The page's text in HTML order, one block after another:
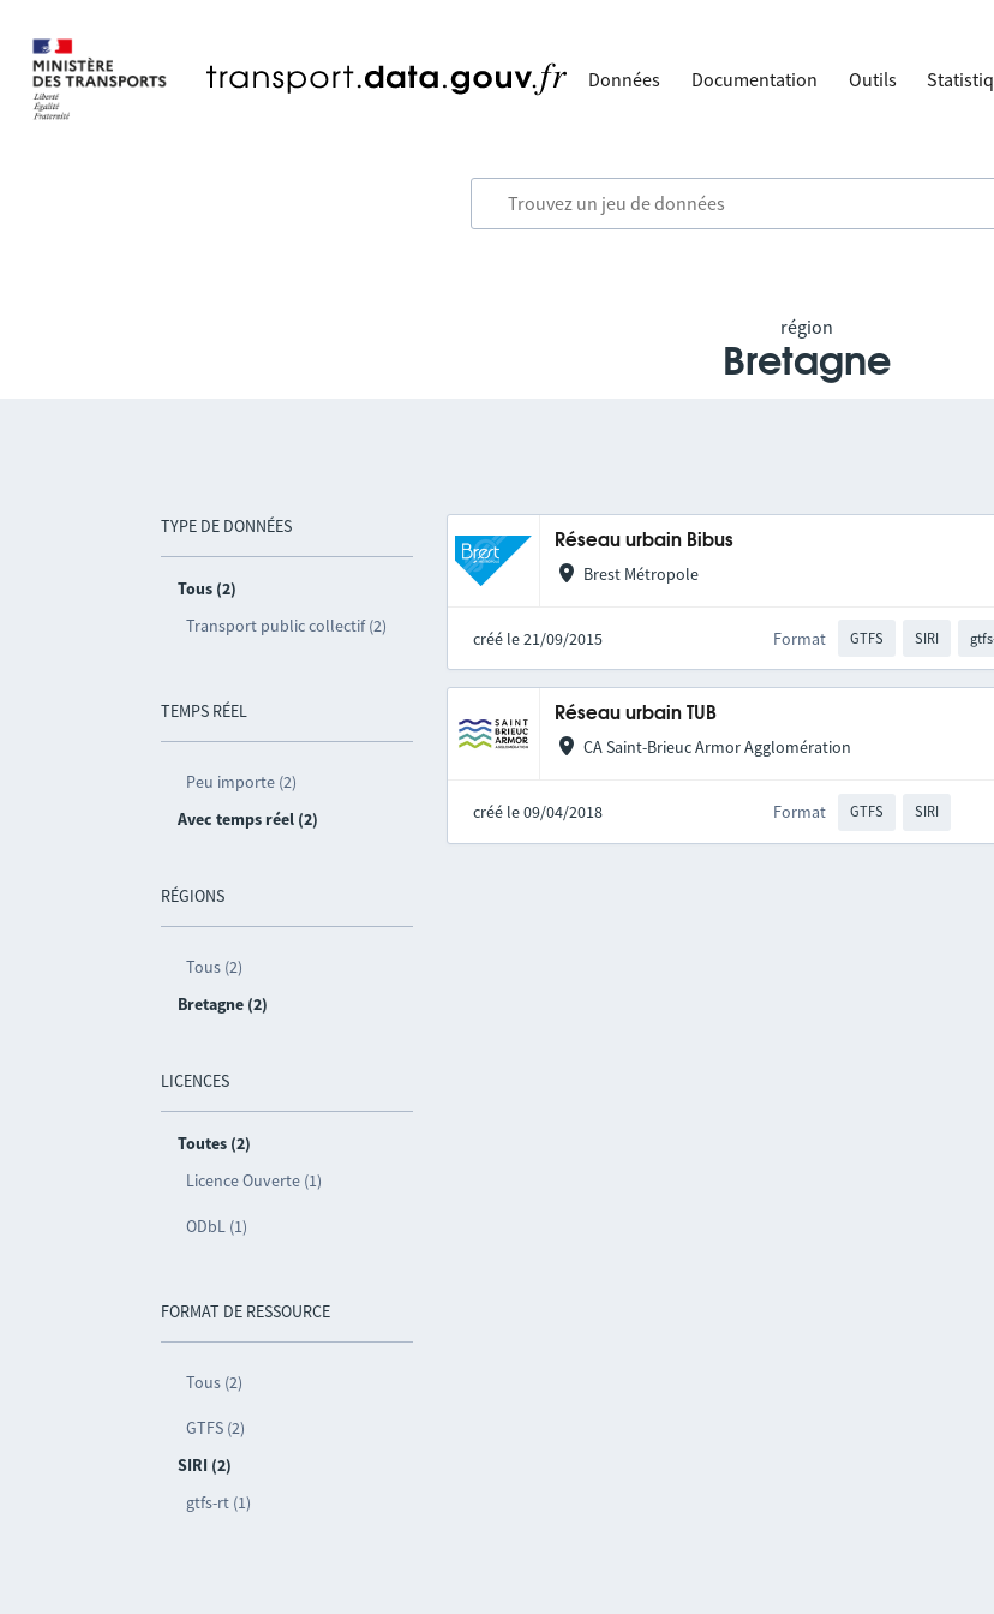
Données Documentation Outils
région
Bretagne
TYPE DE DONNÉES
Tous (2)
Transport public collectif (2)
TEMPS RÉEL
Peu importe (2)
Avec temps réel (2)
RÉGIONS
Tous (2)
Bretagne (2)
LICENCES
Toutes (2)
Licence Ouverte (1)
ODbL (1)
FORMAT DE RESSOURCE
Tous (2)
GTFS (2)
SIRI (2)
gtfs-rt (1)
Réseau urbain Bibus
Brest Métropole
créé le 21/09/2015 Format GTFS SIRI
Réseau urbain TUB
CA Saint-Brieuc Armor Agglomération
créé le 09/04/2018 Format GTFS SIRI